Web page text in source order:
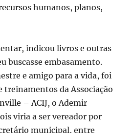
humanos, planos,
indicou livros e outras
buscasse embasamento.
e amigo para a vida, foi
treinamentos da Associação
– ACIJ, o Ademir
viria a ser vereador por
municipal, entre